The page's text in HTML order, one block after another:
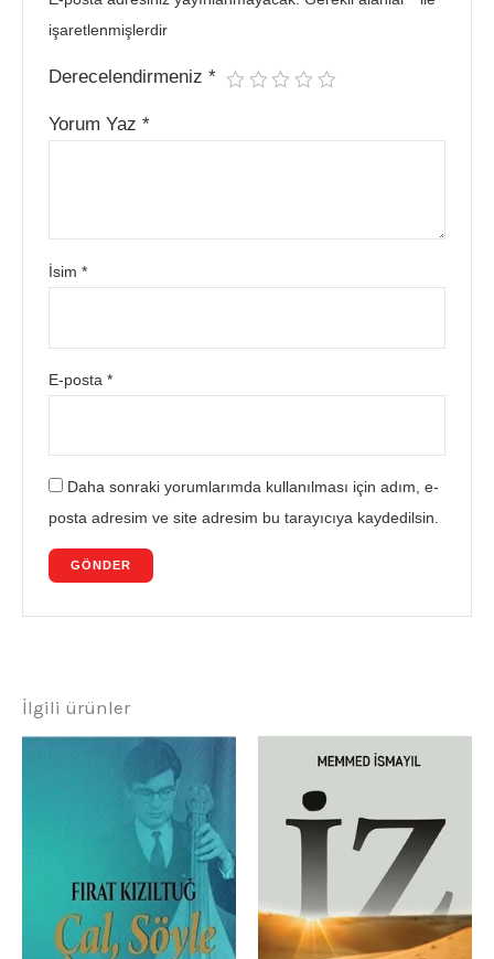
işaretlenmişlerdir
Derecelendirmeniz*
Yorum Yaz*
İsim*
E-posta*
Daha sonraki yorumlarımda kullanılması için adım, e-
posta adresim ve site adresim bu tarayıcıya kaydedilsin.
İlgili ürünler